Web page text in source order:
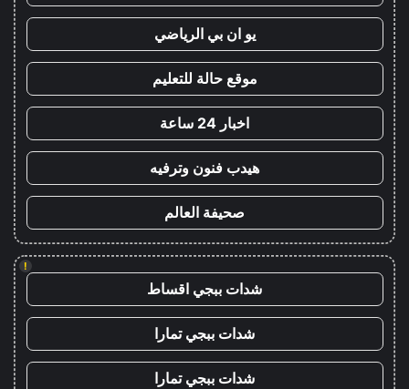
يو ان بي الرياضي
موقع حالة للتعليم
اخبار 24 ساعة
هيدب فنون وترفيه
صحيفة العالم
!
شدات ببجي اقساط
شدات ببجي تمارا
شدات ببجي تمارا